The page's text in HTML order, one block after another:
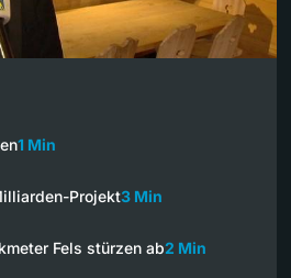
1 Min
Projekt3 Min
Fels stürzen ab2 Min